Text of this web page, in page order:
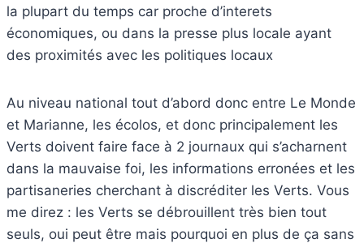
la plupart du temps car proche d’interets
économiques, ou dans la presse plus locale ayant
des proximités avec les politiques locaux
Au niveau national tout d’abord donc entre Le Monde
et Marianne, les écolos, et donc principalement les
Verts doivent faire face à 2 journaux qui s’acharnent
dans la mauvaise foi, les informations erronées et les
partisaneries cherchant à discréditer les Verts. Vous
me direz : les Verts se débrouillent très bien tout
seuls, oui peut être mais pourquoi en plus de ça sans